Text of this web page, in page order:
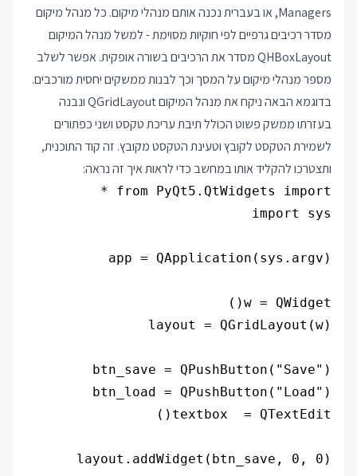
Managers, או בעברית נכנה אותם מנהלי מיקום. כל מנהל מיקום
מסדר רכיבים גרפיים לפי חוקיות מסוימת - למשל מנהל המיקום
QHBoxLayout מסדר את הרכיבים בשורה אופקית. אפשר לשלב
מספר מנהלי מיקום על המסך וכך לבנות ממשקים יחסית מורכבים.
בדוגמא הבאה ניקח את מנהל המיקום QGridLayout ונבנה
בעזרתו ממשק פשוט הכולל תיבת עריכת טקסט ושני כפתורים
לשמירת הטקסט לקובץ וטעינת הטקסט מקובץ. זה קוד התוכנית,
ותצטרכו להקליד אותו במחשב כדי לראות איך זה נראה: